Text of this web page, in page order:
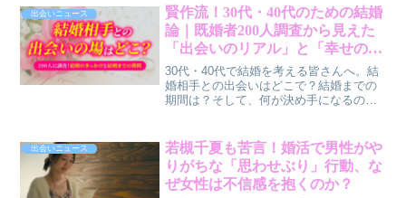
し、多くの共感を呼んでいます。30日間
のタイムリミットで結婚相手を見つける
という、まさに時計仕掛けのような婚活
プログラム。番組を通じて見えてくる、
現代の恋愛・結婚における本音と、私た
ちがどう向き合っていくべきかについ
て、賢作が解説します。
出会いニュース
賢作流！30代・40代のための結婚
論｜既婚者200人調査から見えた
「出会いのリアル」と「幸せの秘
訣」
30代・40代で結婚を考える皆さんへ。結
婚相手との出会いはどこで？結婚までの
期間は？そして、何が決め手になるの？
筆者・賢作が、この結果から見えてくる
「結婚のリアル」を、親しみやすい視点
で深掘りします。
出会いニュース
若槻千夏も苦言！婚活で男性がや
りがちな「思わせぶり」行動、な
ぜ女性は不信感を抱くのか？